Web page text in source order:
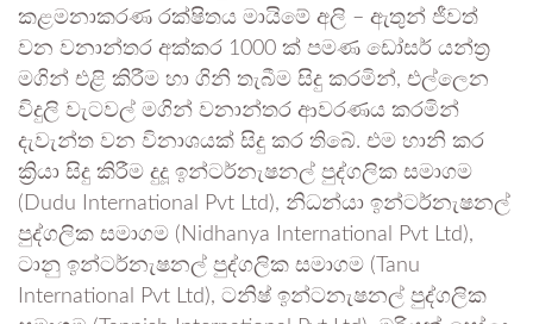
කළමනාකරණ රක්ෂිතය මායිමේ අලි – ඇතුන් ජීවත්
වන වනාන්තර අක්කර 1000 ක් පමණ ඩෝසර් යන්ත්‍ර
මගින් එළි කිරීම හා ගිනි තැබීම සිදු කරමින්, එල්ලෙන
විදුලි වැටවල් මගින් වනාන්තර ආවරණය කරමින්
දැවැන්ත වන විනාශයක් සිදු කර තිබේ. එම හානි කර
ක්‍රියා සිදු කිරීම දුදූ ඉන්ටර්නැෂනල් පුද්ගලික සමාගම
(Dudu International Pvt Ltd), නිධන්යා ඉන්ටර්නැෂනල්
පුද්ගලික සමාගම (Nidhanya International Pvt Ltd),
ටානු ඉන්ටර්නැෂනල් පුද්ගලික සමාගම (Tanu
International Pvt Ltd), ටනිෂ් ඉන්ටනැෂනල් පුද්ගලික